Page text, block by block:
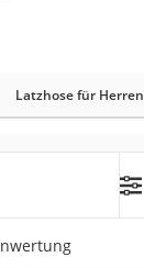
Latzhose für Herren